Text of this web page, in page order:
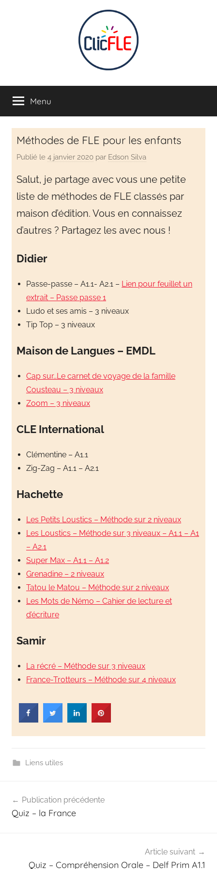
CLIC
FLE
INTERACTIF
Apprendre
français
en
s'amusant
s'amusantMenu
Méthodes de FLE pour les enfants
Publié le 4 janvier 2020 par Edson Silva
Salut, je partage avec vous une petite
liste de méthodes de FLE classés par
maison d’édition. Vous en connaissez
d’autres ? Partagez les avec nous !
Didier
Passe-passe – A1.1- A2.1 – Lien pour feuillet un
extrait – Passe passe 1
Ludo et ses amis – 3 niveaux
Tip Top – 3 niveaux
Maison de Langues – EMDL
Cap sur…Le carnet de voyage de la famille
Cousteau – 3 niveaux
Zoom – 3 niveaux
CLE International
Clémentine – A1.1
Zig-Zag – A1.1 – A2.1
Hachette
Les Petits Loustics – Méthode sur 2 niveaux
Les Loustics – Méthode sur 3 niveaux – A1.1 – A1
– A2.1
Super Max – A1.1 – A1.2
Grenadine – 2 niveaux
Tatou le Matou – Méthode sur 2 niveaux
Les Mots de Némo – Cahier de lecture et
d’écriture
Samir
La récré – Méthode sur 3 niveaux
France-Trotteurs – Méthode sur 4 niveaux
Liens utiles
Publication précédente
Quiz – la France
Article suivant
Quiz – Compréhension Orale – Delf Prim A1.1